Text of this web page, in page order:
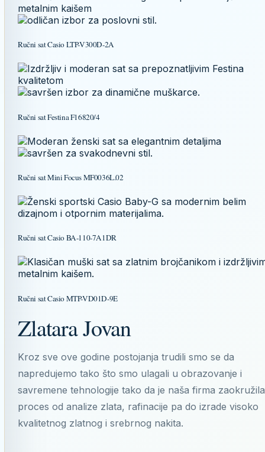
Ručni sat Casio LTP-V300D-2A
Ručni sat Festina F16820/4
Ručni sat Mini Focus MF0036L.02
Ručni sat Casio BA-110-7A1DR
Ručni sat Casio MTP-VD01D-9E
Zlatara Jovan
Kroz sve ove godine postojanja trudili smo se da
napredujemo tako što smo ulagali u obrazovanje i
savremene tehnologije tako da je naša firma zaokružila
proces od analize zlata, rafinacije pa do izrade visoko
kvalitetnog zlatnog i srebrnog nakita.